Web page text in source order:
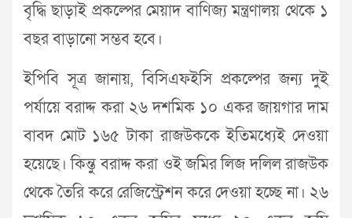
বৃদ্ধি ছাড়াই প্রকল্পের মেয়াদ বাণিজ্য মন্ত্রণালয় থেকে ১
বছর বাড়ানো সম্ভব হবে।
ইপিবি সূত্র জানায়, বিসিএফইসি প্রকল্পের জন্য দুই
পর্যায়ে বরাদ্দ করা ২৬ দশমিক ১০ একর জায়গার দাম
বাবদ মোট ১৬৫ টাকা রাজউককে ইতিমধ্যেই দেওয়া
হয়েছে। কিন্তু বরাদ্দ করা ওই জমির লিজ দলিল রাজউক
থেকে তৈরি করে রেজিস্ট্রেশন করে দেওয়া হচ্ছে না। ২৬